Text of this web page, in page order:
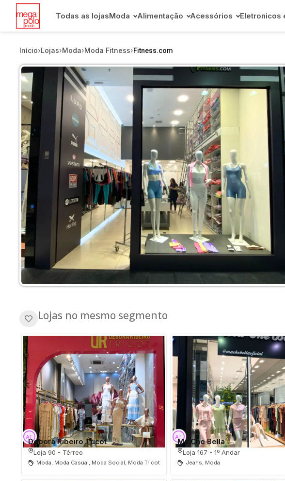
Todas as lojasModa Alimentação Acessórios Eletronicos
Início›Lojas›Moda›Moda Fitness›Fitness.com
Lojas no mesmo segmento
Debora Ribeiro Tricot
Loja 90 - Térreo
Moda, Moda Casual, Moda Social, Moda Tricot
Ma Che Bella
Loja 167 - 1º Andar
Jeans, Moda